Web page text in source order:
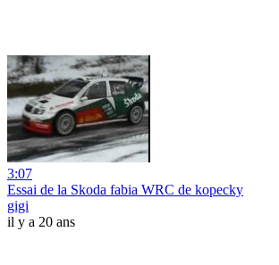
3:07
Essai de la Skoda fabia WRC de kopecky
gigi
il y a 20 ans